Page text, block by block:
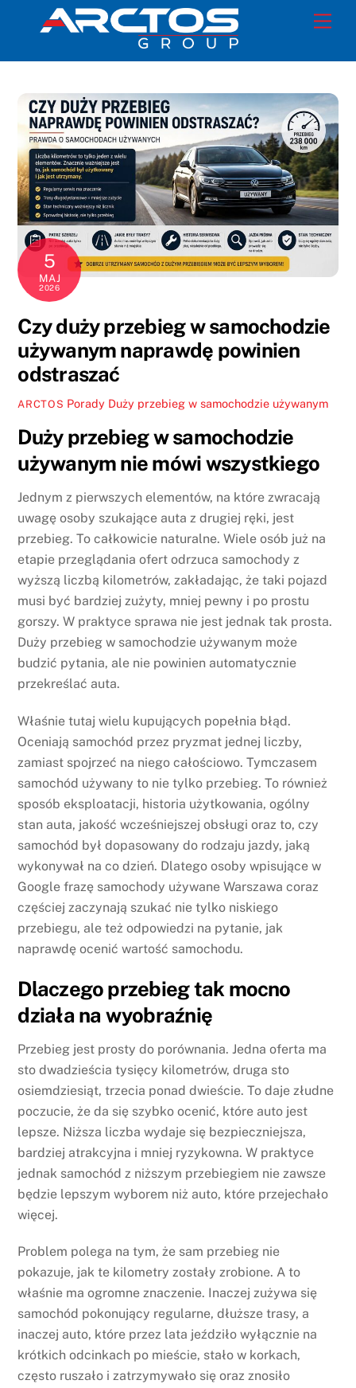
5
MAJ
2026
Czy duży przebieg w samochodzie
używanym naprawdę powinien
odstraszać
ARCTOS Porady Duży przebieg w samochodzie używanym
Duży przebieg w samochodzie
używanym nie mówi wszystkiego
Jednym z pierwszych elementów, na które zwracają
uwagę osoby szukające auta z drugiej ręki, jest
przebieg. To całkowicie naturalne. Wiele osób już na
etapie przeglądania ofert odrzuca samochody z
wyższą liczbą kilometrów, zakładając, że taki pojazd
musi być bardziej zużyty, mniej pewny i po prostu
gorszy. W praktyce sprawa nie jest jednak tak prosta.
Duży przebieg w samochodzie używanym może
budzić pytania, ale nie powinien automatycznie
przekreślać auta.
Właśnie tutaj wielu kupujących popełnia błąd.
Oceniają samochód przez pryzmat jednej liczby,
zamiast spojrzeć na niego całościowo. Tymczasem
samochód używany to nie tylko przebieg. To również
sposób eksploatacji, historia użytkowania, ogólny
stan auta, jakość wcześniejszej obsługi oraz to, czy
samochód był dopasowany do rodzaju jazdy, jaką
wykonywał na co dzień. Dlatego osoby wpisujące w
Google frazę samochody używane Warszawa coraz
częściej zaczynają szukać nie tylko niskiego
przebiegu, ale też odpowiedzi na pytanie, jak
naprawdę ocenić wartość samochodu.
Dlaczego przebieg tak mocno
działa na wyobraźnię
Przebieg jest prosty do porównania. Jedna oferta ma
sto dwadzieścia tysięcy kilometrów, druga sto
osiemdziesiąt, trzecia ponad dwieście. To daje złudne
poczucie, że da się szybko ocenić, które auto jest
lepsze. Niższa liczba wydaje się bezpieczniejsza,
bardziej atrakcyjna i mniej ryzykowna. W praktyce
jednak samochód z niższym przebiegiem nie zawsze
będzie lepszym wyborem niż auto, które przejechało
więcej.
Problem polega na tym, że sam przebieg nie
pokazuje, jak te kilometry zostały zrobione. A to
właśnie ma ogromne znaczenie. Inaczej zużywa się
samochód pokonujący regularne, dłuższe trasy, a
inaczej auto, które przez lata jeździło wyłącznie na
krótkich odcinkach po mieście, stało w korkach,
często ruszało i zatrzymywało się oraz znosiło